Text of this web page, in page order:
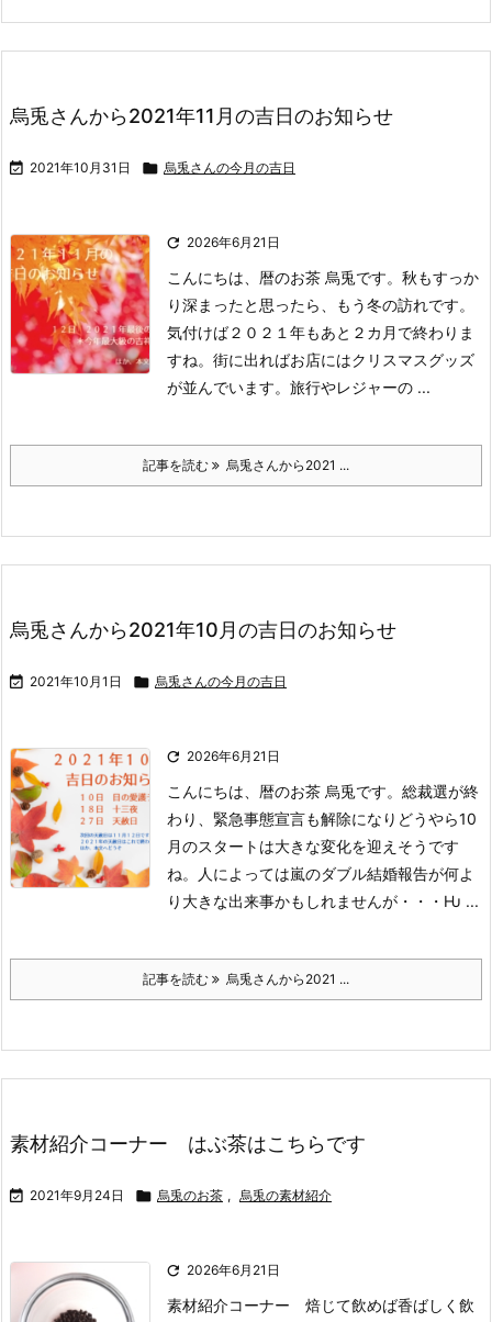
烏兎さんから2021年11月の吉日のお知らせ
 2021年10月31日  烏兎さんの今月の吉日
 2026年6月21日
こんにちは、暦のお茶 烏兎です。 秋もすっか
り深まったと思ったら、もう冬の訪れです。
気付けば２０２１年もあと２カ月で終わりま
すね。 街に出ればお店にはクリスマスグッズ
が並んでいます。 旅行やレジャーの ...
記事を読む 烏兎さんから2021 ...
烏兎さんから2021年10月の吉日のお知らせ
 2021年10月1日  烏兎さんの今月の吉日
 2026年6月21日
こんにちは、暦のお茶 烏兎です。 総裁選が終
わり、緊急事態宣言も解除になりどうやら10
月のスタートは大きな変化を迎えそうです
ね。
人によっては嵐のダブル結婚報告が何よ
り大きな出来事かもしれませんが・・・Ƕ ...
記事を読む 烏兎さんから2021 ...
素材紹介コーナー はぶ茶はこちらです
 2021年9月24日  烏兎のお茶 , 烏兎の素材紹介
 2026年6月21日
素材紹介コーナー 焙じて飲めば香ばしく飲